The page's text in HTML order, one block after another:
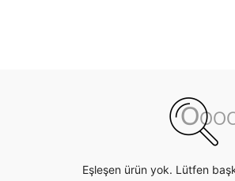
Eşleşen ürün yok. Lütfen